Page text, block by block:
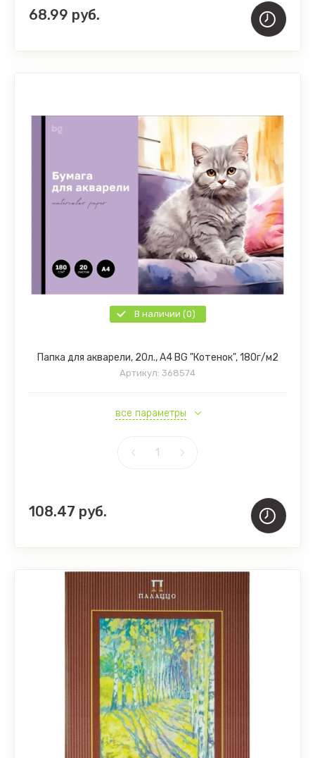
68.99 руб.
В наличии (0)
Папка для акварели, 20л., А4 BG "Котенок", 180г/м2
Артикул: 368574
все параметры
108.47 руб.